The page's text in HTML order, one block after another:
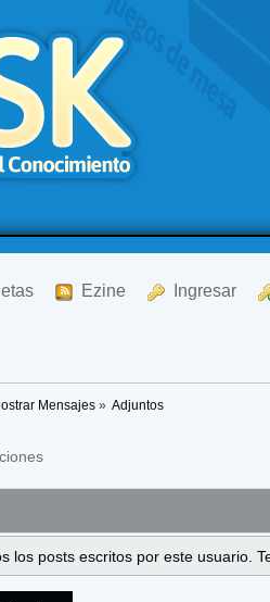
Ezine Ingresar
Mensajes» Adjuntos
los posts escritos por este usuario.